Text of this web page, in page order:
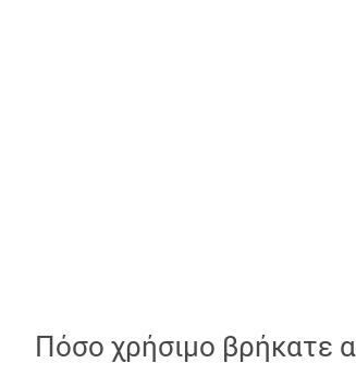
Πόσο χρήσιμο βρήκατε